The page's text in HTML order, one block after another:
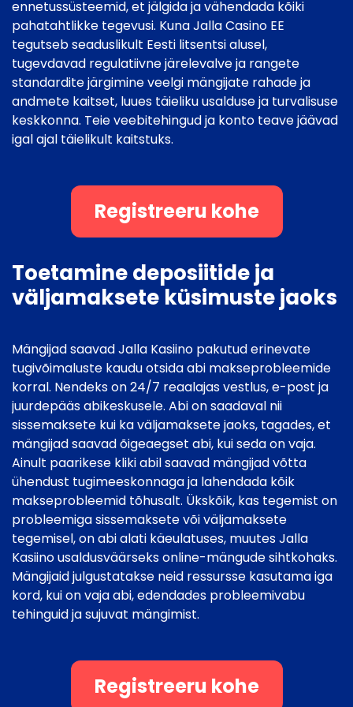
ennetussüsteemid, et jälgida ja vähendada kõiki
pahatahtlikke tegevusi. Kuna Jalla Casino EE
tegutseb seaduslikult Eesti litsentsi alusel,
tugevdavad regulatiivne järelevalve ja rangete
standardite järgimine veelgi mängijate rahade ja
andmete kaitset, luues täieliku usalduse ja turvalisuse
keskkonna. Teie veebitehingud ja konto teave jäävad
igal ajal täielikult kaitstuks.
Registreeru kohe
Toetamine deposiitide ja
väljamaksete küsimuste jaoks
Mängijad saavad Jalla Kasiino pakutud erinevate
tugivõimaluste kaudu otsida abi makseprobleemide
korral. Nendeks on 24/7 reaalajas vestlus, e-post ja
juurdepääs abikeskusele. Abi on saadaval nii
sissemaksete kui ka väljamaksete jaoks, tagades, et
mängijad saavad õigeaegset abi, kui seda on vaja.
Ainult paarikese kliki abil saavad mängijad võtta
ühendust tugimeeskonnaga ja lahendada kõik
makseprobleemid tõhusalt. Ükskõik, kas tegemist on
probleemiga sissemaksete või väljamaksete
tegemisel, on abi alati käeulatuses, muutes Jalla
Kasiino usaldusväärseks online-mängude sihtkohaks.
Mängijaid julgustatakse neid ressursse kasutama iga
kord, kui on vaja abi, edendades probleemivabu
tehinguid ja sujuvat mängimist.
Registreeru kohe